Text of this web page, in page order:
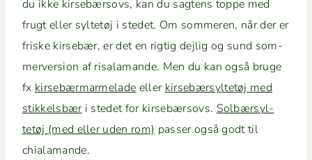
du ikke kirse­bærsovs, kan du sagtens toppe med
frugt eller syl­tetøj i stedet. Om som­meren, når der er
friske kirse­bær, er det en rigtig dejlig og sund som­
merver­sion af risala­mande. Men du kan også bruge
fx kirse­bær­marme­lade eller kirse­bær­syl­tetøj med
stikkels­bæri stedet for kirse­bærsovs. Sol­bær­syl­
tetøj (med eller uden rom) pass­er også godt til
chialamande.